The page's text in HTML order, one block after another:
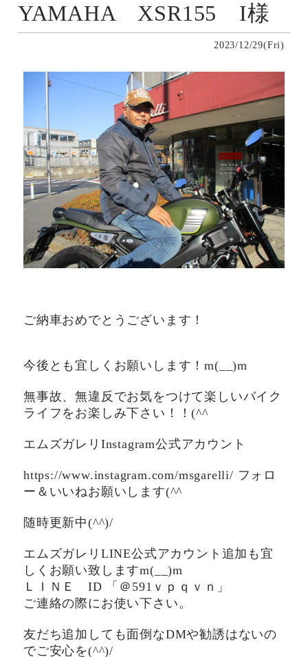
YAMAHA XSR155 I様
2023/12/29(Fri)
ご納車おめでとうございます！
今後とも宜しくお願いします！m(__)m
無事故、無違反でお気をつけて楽しいバイク
ライフをお楽しみ下さい！！(^^ゞ
エムズガレリInstagram公式アカウント
https://www.instagram.com/msgarelli/ フォロ
ー＆いいねお願いします(^^ゞ
随時更新中(^^)/
エムズガレリLINE公式アカウント追加も宜
しくお願い致しますm(__)m
ＬＩＮＥ ID 「＠591ｖｐｑｖｎ」
ご連絡の際にお使い下さい。
友だち追加しても面倒なDMや勧誘はないの
でご安心を(^^)/